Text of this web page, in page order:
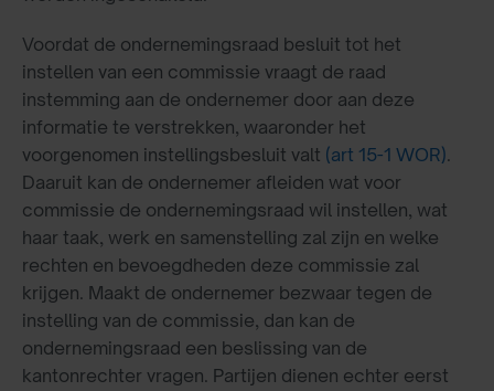
Voordat de ondernemingsraad besluit tot het
instellen van een commissie vraagt de raad
instemming aan de ondernemer door aan deze
informatie te verstrekken, waaronder het
voorgenomen instellingsbesluit valt (art 15-1 WOR).
Daaruit kan de ondernemer afleiden wat voor
commissie de ondernemingsraad wil instellen, wat
haar taak, werk en samenstelling zal zijn en welke
rechten en bevoegdheden deze commissie zal
krijgen. Maakt de ondernemer bezwaar tegen de
instelling van de commissie, dan kan de
ondernemingsraad een beslissing van de
kantonrechter vragen. Partijen dienen echter eerst